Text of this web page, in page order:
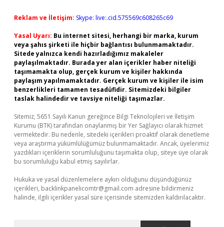
Reklam ve İletişim: Skype: live:.cid.575569c608265c69
Yasal Uyarı: Bu internet sitesi, herhangi bir marka, kurum
veya şahıs şirketi ile hiçbir bağlantısı bulunmamaktadır.
Sitede yalnızca kendi hazırladığımız makaleler
paylaşılmaktadır. Burada yer alan içerikler haber niteliği
taşımamakta olup, gerçek kurum ve kişiler hakkında
paylaşım yapılmamaktadır. Gerçek kurum ve kişiler ile isim
benzerlikleri tamamen tesadüfidir. Sitemizdeki bilgiler
taslak halindedir ve tavsiye niteliği taşımazlar.
Sitemiz, 5651 Sayılı Kanun gereğince Bilgi Teknolojileri ve İletişim
Kurumu (BTK) tarafından onaylanmış bir Yer Sağlayıcı olarak hizmet
vermektedir. Bu nedenle, sitedeki içerikleri proaktif olarak denetleme
veya araştırma yükümlülüğümüz bulunmamaktadır. Ancak, üyelerimiz
yazdıkları içeriklerin sorumluluğunu taşımakta olup, siteye üye olarak
bu sorumluluğu kabul etmiş sayılırlar.
Hukuka ve yasal düzenlemelere aykırı olduğunu düşündüğünüz
içerikleri, backlinkpanelicomtr@gmail.com adresine bildirmeniz
halinde, ilgili içerikler yasal süre içerisinde sitemizden kaldırılacaktır.